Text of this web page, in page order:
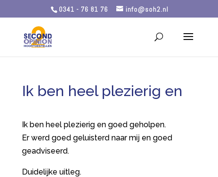
0341 - 76 81 76 info@soh2.nl
Ik ben heel plezierig en
Ik ben heel plezierig en goed geholpen.
Er werd goed geluisterd naar mij en goed
geadviseerd.
Duidelijke uitleg.